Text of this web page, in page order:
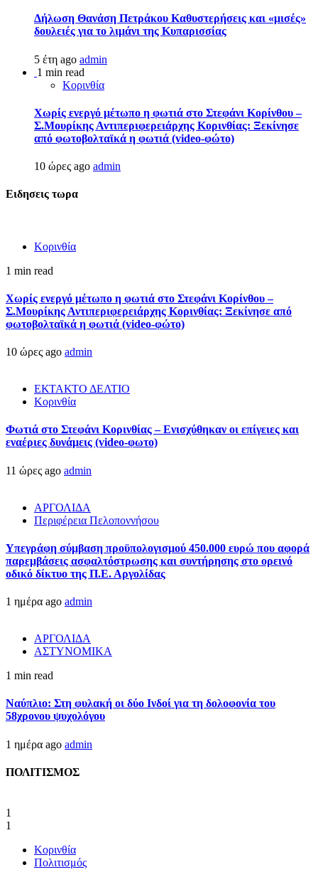
Δήλωση Θανάση Πετράκου Καθυστερήσεις και «μισές»
δουλειές για το λιμάνι της Κυπαρισσίας
5 έτη ago admin
1 min read
Κορινθία
Χωρίς ενεργό μέτωπο η φωτιά στο Στεφάνι Κορίνθου –
Σ.Μουρίκης Αντιπεριφερειάρχης Κορινθίας: Ξεκίνησε
από φωτοβολταϊκά η φωτιά (video-φώτο)
10 ώρες ago admin
Ειδησεις τωρα
Κορινθία
1 min read
Χωρίς ενεργό μέτωπο η φωτιά στο Στεφάνι Κορίνθου –
Σ.Μουρίκης Αντιπεριφερειάρχης Κορινθίας: Ξεκίνησε από
φωτοβολταϊκά η φωτιά (video-φώτο)
10 ώρες ago admin
ΕΚΤΑΚΤΟ ΔΕΛΤΙΟ
Κορινθία
Φωτιά στο Στεφάνι Κορινθίας – Ενισχύθηκαν οι επίγειες και
εναέριες δυνάμεις (video-φωτο)
11 ώρες ago admin
ΑΡΓΟΛΙΔΑ
Περιφέρεια Πελοποννήσου
Υπεγράφη σύμβαση προϋπολογισμού 450.000 ευρώ που αφορά
παρεμβάσεις ασφαλτόστρωσης και συντήρησης στο ορεινό
οδικό δίκτυο της Π.Ε. Αργολίδας
1 ημέρα ago admin
ΑΡΓΟΛΙΔΑ
ΑΣΤΥΝΟΜΙΚΑ
1 min read
Ναύπλιο: Στη φυλακή οι δύο Ινδοί για τη δολοφονία του
58χρονου ψυχολόγου
1 ημέρα ago admin
ΠΟΛΙΤΙΣΜΟΣ
1
1
Κορινθία
Πολιτισμός